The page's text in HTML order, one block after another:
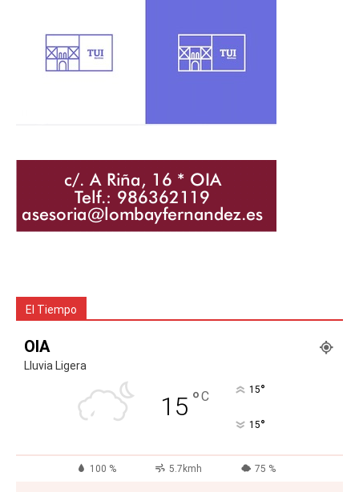
El Tiempo
OIA
Lluvia Ligera
15 °C 15°
15°
100 % 5.7kmh 75 %